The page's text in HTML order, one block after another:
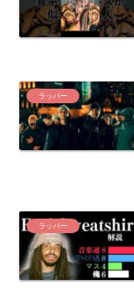
ラッパー
ラッパー